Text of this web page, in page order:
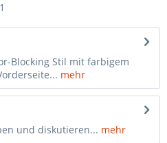
Blocking Stil mit farbigem
mehr
und diskutieren... mehr